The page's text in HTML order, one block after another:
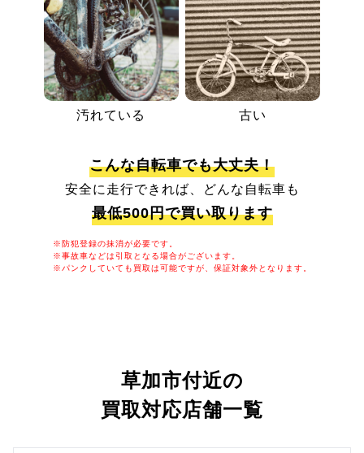
汚れている 古い
こんな自転車でも大丈夫！
安全に走行できれば、どんな自転車も
最低500円で買い取ります
※防犯登録の抹消が必要です。
※事故車などは引取となる場合がございます。
※パンクしていても買取は可能ですが、保証対象外となります。
草加市付近の
買取対応店舗一覧